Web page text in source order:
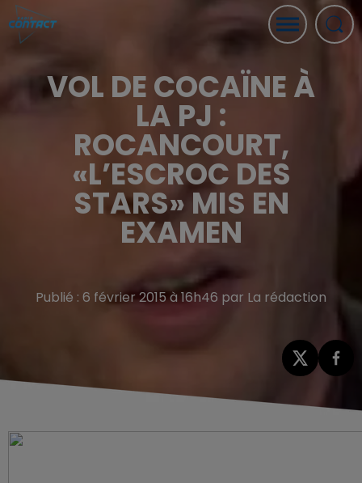
VOL DE COCAÏNE À
LA PJ :
ROCANCOURT,
«L’ESCROC DES
STARS» MIS EN
EXAMEN
Publié : 6 février 2015 à 16h46 par La rédaction